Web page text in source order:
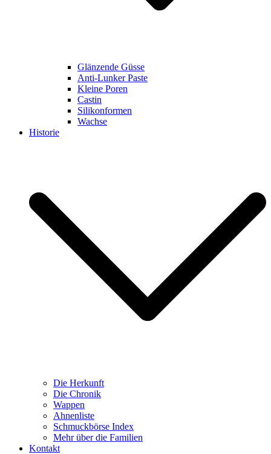
Glänzende Güsse
Anti-Lunker Paste
Kleine Poren
Castin
Silikonformen
Wachse
Historie
Die Herkunft
Die Chronik
Wappen
Ahnenliste
Schmuckbörse Index
Mehr über die Familien
Kontakt